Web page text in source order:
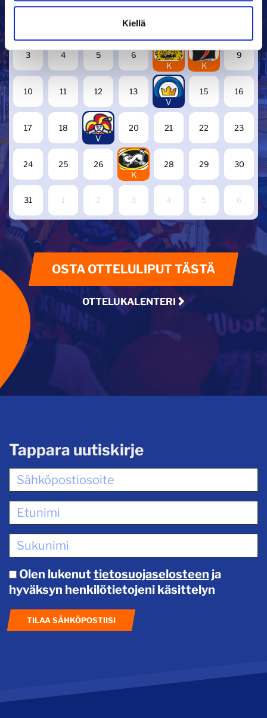
Kiellä
30
3 4 5 6
7
K
8
K
9
10 11 12 13
14
V
15 16
17 18
19
V
20 21 22 23
24 25 26
27
K
28 29 30
31 1 2 3 4 5 6
OSTA OTTELULIPUT TÄSTÄ
OTTELUKALENTERI
Tappara uutiskirje
Olen lukenut tietosuojaselosteen ja
hyväksyn henkilötietojeni käsittelyn
TILAA SÄHKÖPOSTIISI